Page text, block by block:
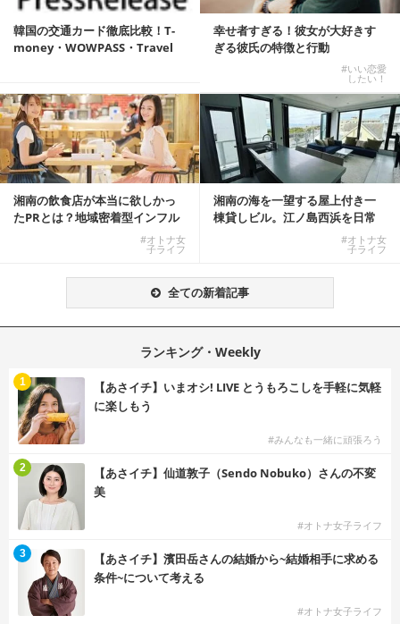
韓国の交通カード徹底比較！T-
money・WOWPASS・Travel
幸せ者すぎる！彼女が大好きす
ぎる彼氏の特徴と行動
#いい恋愛
したい！
湘南の飲食店が本当に欲しかっ
たPRとは？地域密着型インフル
#オトナ女
子ライフ
湘南の海を一望する屋上付き一
棟貸しビル。江ノ島西浜を日常
#オトナ女
子ライフ
全ての新着記事
ランキング・Weekly
【あさイチ】いまオシ! LIVE とうもろこしを手軽に気軽
に楽しもう
#みんなも一緒に頑張ろう
1
【あさイチ】仙道敦子（Sendo Nobuko）さんの不変
美
#オトナ女子ライフ
2
【あさイチ】濱田岳さんの結婚から~結婚相手に求める
条件~について考える
#オトナ女子ライフ
3